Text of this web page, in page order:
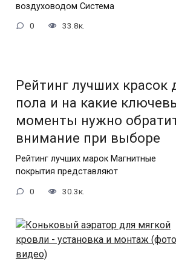
воздуховодом Система
0 33.8к.
Рейтинг лучших красок
пола и на какие
моменты нужно
внимание при выборе
Рейтинг лучших марок Магнитные
покрытия представляют
0 30.3к.